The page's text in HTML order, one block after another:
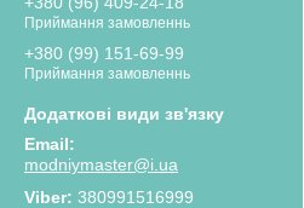
Приймання замовленнь
+380 (99) 151-69-99
Приймання замовленнь
modniymaster@i.ua
380991516999